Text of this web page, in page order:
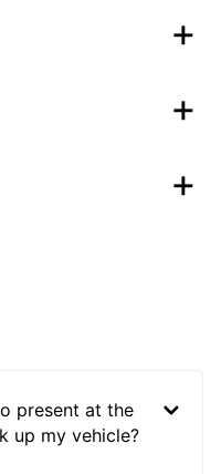
present at the
up my vehicle?